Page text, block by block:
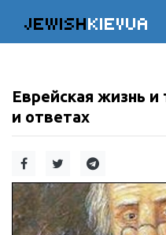
JEWISHKIEVUA
Еврейская жизнь
и ответах